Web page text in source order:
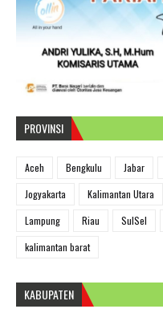
PROVINSI
Aceh Bengkulu Jabar
Jogyakarta
Kalimantan Utara
Lampung
Riau SulSel
kalimantan barat
KABUPATEN